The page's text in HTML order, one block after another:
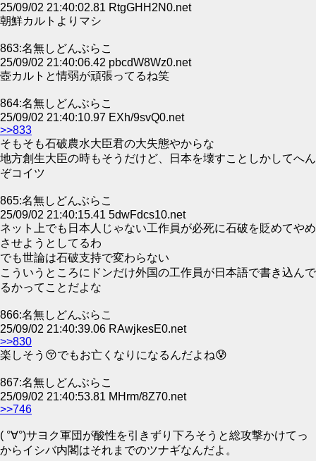
25/09/02 21:40:02.81 RtgGHH2N0.net
朝鮮カルトよりマシ
863:名無しどんぶらこ
25/09/02 21:40:06.42 pbcdW8Wz0.net
壺カルトと情弱が頑張ってるね笑
864:名無しどんぶらこ
25/09/02 21:40:10.97 EXh/9svQ0.net
>>833
そもそも石破農水大臣君の大失態やからな
地方創生大臣の時もそうだけど、日本を壊すことしかしてへん
ぞコイツ
865:名無しどんぶらこ
25/09/02 21:40:15.41 5dwFdcs10.net
ネット上でも日本人じゃない工作員が必死に石破を貶めてやめ
させようとしてるわ
でも世論は石破支持で変わらない
こういうところにドンだけ外国の工作員が日本語で書き込んで
るかってことだよな
866:名無しどんぶらこ
25/09/02 21:40:39.06 RAwjkesE0.net
>>830
楽しそう😚でもお亡くなりになるんだよね😰
867:名無しどんぶらこ
25/09/02 21:40:53.81 MHrm/8Z70.net
>>746
( °∀°)サヨク軍団が酸性を引きずり下ろそうと総攻撃かけてっ
からイシバ内閣はそれまでのツナギなんだよ。